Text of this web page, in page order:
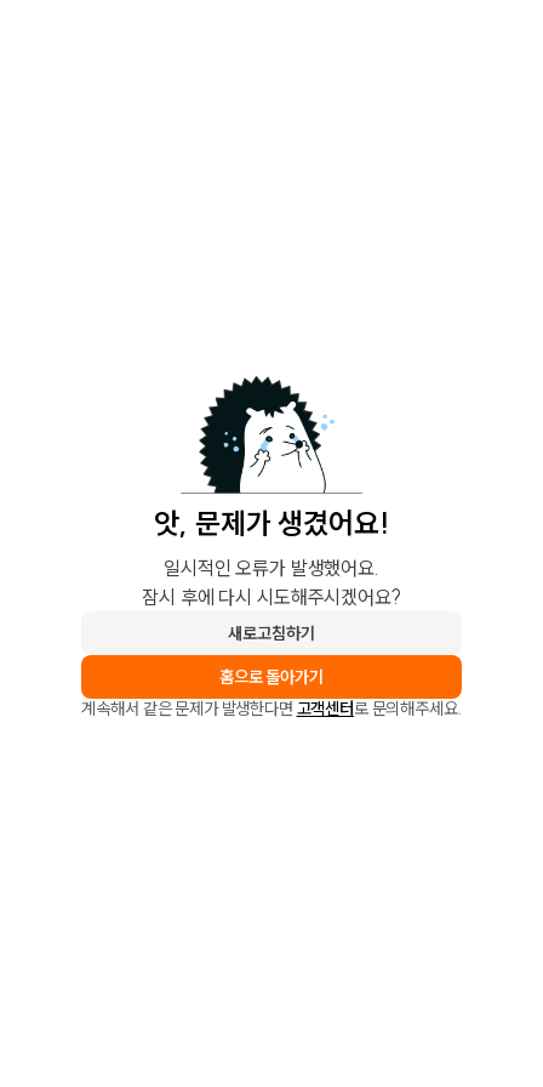
앗, 문제가 생겼어요!
일시적인 오류가 발생했어요.
잠시 후에 다시 시도해주시겠어요?
새로고침하기
홈으로 돌아가기
계속해서 같은 문제가 발생한다면 고객센터로 문의해주세요.